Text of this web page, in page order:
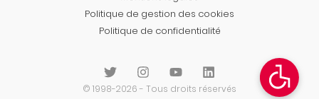
Politique de gestion des cookies
Politique de confidentialité
© 1998-2026 - Tous droits réservés